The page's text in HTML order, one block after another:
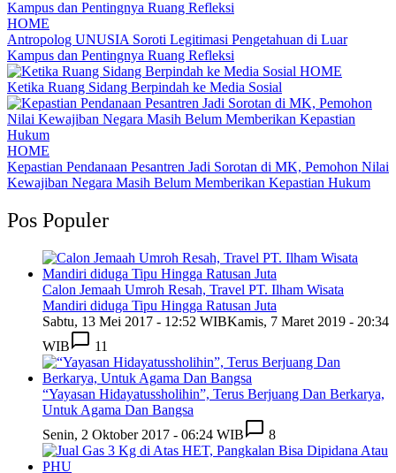
HOME
Antropolog UNUSIA Soroti Legitimasi Pengetahuan di Luar
Kampus dan Pentingnya Ruang Refleksi
HOME
Ketika Ruang Sidang Berpindah ke Media Sosial
HOME
Kepastian Pendanaan Pesantren Jadi Sorotan di MK, Pemohon Nilai
Kewajiban Negara Masih Belum Memberikan Kepastian Hukum
Pos Populer
Calon Jemaah Umroh Resah, Travel PT. Ilham Wisata
Mandiri diduga Tipu Hingga Ratusan Juta
Sabtu, 13 Mei 2017 - 12:52 WIBKamis, 7 Maret 2019 - 20:34
WIB
11
“Yayasan Hidayatussholihin”, Terus Berjuang Dan Berkarya,
Untuk Agama Dan Bangsa
Senin, 2 Oktober 2017 - 06:24 WIB
8